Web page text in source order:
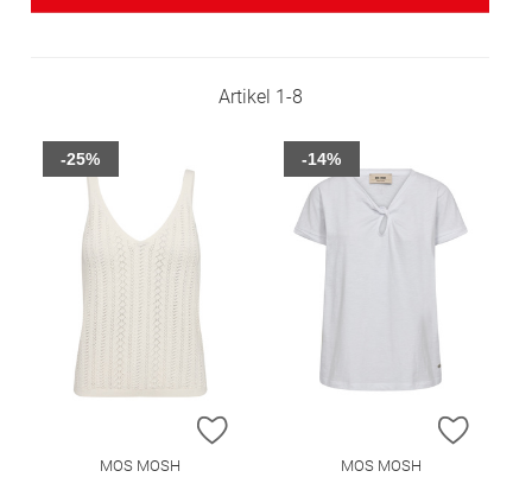
Artikel 1-8
ZUR WUNSCHLISTE HINZUFÜGEN
MOS MOSH
-25%
ZUR
MOS MOSH
-14%